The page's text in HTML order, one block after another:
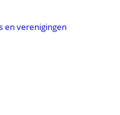
en verenigingen